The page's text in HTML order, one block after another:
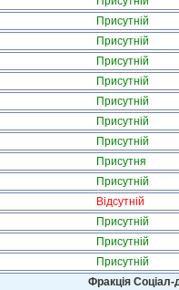
Присутній
Присутній
Присутній
Присутній
Присутній
Присутній
Присутній
Присутня
Присутній
Відсутній
Присутній
Присутній
Присутній
Фракція Соціал-